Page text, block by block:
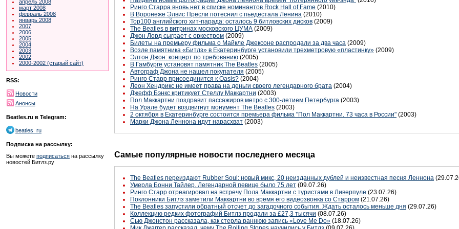
апрель 2008
март 2008
февраль 2008
январь 2008
2007
2006
2005
2004
2003
2002
2000-2002 (старый сайт)
RSS:
Новости
Анонсы
Beatles.ru в Telegram:
beatles_ru
Подписка на рассылку:
Вы можете подписаться на рассылку
новостей Битлз.ру
Ринго Старра вновь нет в списке номинантов Rock Hall of Fame (2010)
В Воронеже Элвис Пресли потеснил с пьедестала Ленина (2010)
Top100 английского хит-парада: осталось 9 битловских дисков (2009)
The Beatles в витринах московского ЦУМА (2009)
Джон Лорд сыграет с оркестром (2009)
Билеты на премьеру фильма о Майкле Джексоне распродали за два часа (2009)
Возле памятника «Битлз» в Екатеринбурге установили трехметровую «пластинку» (2009)
Элтон Джон: концерт по требованию (2005)
В Гамбурге установят памятник The Beatles (2005)
Автограф Джона не нашел покупателя (2005)
Ринго Старр присоединится к Oasis? (2004)
Леон Хендрикс не имеет права на деньги своего легендарного брата (2004)
Джефф Бэнкс критикует Стеллу Маккартни (2003)
Пол Маккартни поздравит пассажиров метро с 300-летием Петербурга (2003)
На Урале будет воздвигнут монумент The Beatles (2003)
2 октября в Екатеринбурге состоится премьера фильма "Пол Маккартни. 73 часа в России" (2003)
Марки Джона Леннона идут нарасхват (2003)
Самые популярные новости последнего месяца
The Beatles переиздают Rubber Soul: новый микс, 20 неизданных дублей и неизвестная песня Леннона
Умерла Бонни Тайлер. Легендарной певице было 75 лет (09.07.26)
Ринго Старр отреагировал на встречу Пола Маккартни с туристами в Ливерпуле (23.07.26)
Поклонники Битлз заметили Маккартни во время его видеозвонка со Старром (21.07.26)
The Beatles запустили обратный отсчет до загадочного события. Ждать осталось меньше дня (29.07.26)
Коллекцию редких фотографий Битлз продали за £27,3 тысячи (08.07.26)
Сью Джонстон рассказала, как стерла раннюю запись «Love Me Do» (18.07.26)